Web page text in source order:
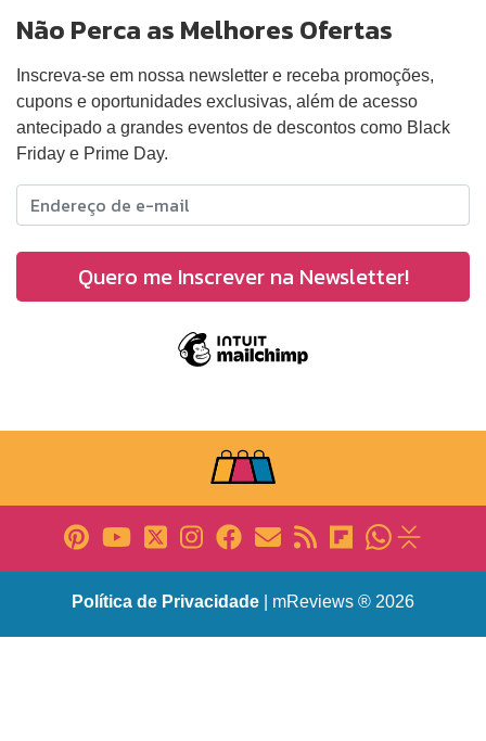
Não Perca as Melhores Ofertas
Inscreva-se em nossa newsletter e receba promoções,
cupons e oportunidades exclusivas, além de acesso
antecipado a grandes eventos de descontos como Black
Friday e Prime Day.
Política de Privacidade | mReviews ® 2026